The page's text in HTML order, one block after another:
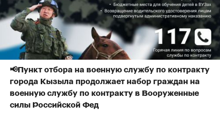
📢Пункт отбора на военную службу по контракту
города Кызыла продолжает набор граждан на
военную службу по контракту в Вооруженные
силы Российской Фед